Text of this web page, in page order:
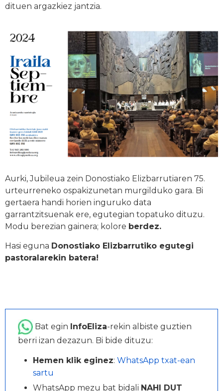
dituen argazkiez jantzia.
Aurki, Jubileua zein Donostiako Elizbarrutiaren 75.
urteurreneko ospakizunetan murgilduko gara. Bi
gertaera handi horien inguruko data
garrantzitsuenak ere, egutegian topatuko dituzu.
Modu berezian gainera; kolore berdez.
Hasi eguna Donostiako Elizbarrutiko egutegi
pastoralarekin batera!
Bat egin InfoEliza-rekin albiste guztien
berri izan dezazun. Bi bide dituzu:
Hemen klik eginez: WhatsApp txat-ean
sartu
WhatsApp mezu bat bidali NAHI DUT